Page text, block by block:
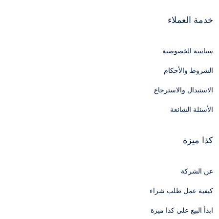
خدمة العملاء
سياسة الخصوصية
الشروط والأحكام
الاستبدال والاسترجاع
الأسئلة الشائعة
كذا ميزة
عن الشركة
كيفية عمل طلب شراء
ابدأ البيع علي كذا ميزة